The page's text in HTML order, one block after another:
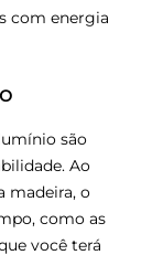
com energia
são
Ao
madeira, o
como as
você terá